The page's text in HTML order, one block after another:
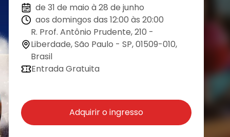
de 31 de maio à 28 de junho
aos domingos das 12:00 às 20:00
R. Prof. Antônio Prudente, 210 -
Liberdade, São Paulo - SP, 01509-010,
Brasil
Entrada Gratuita
Adquirir o ingresso